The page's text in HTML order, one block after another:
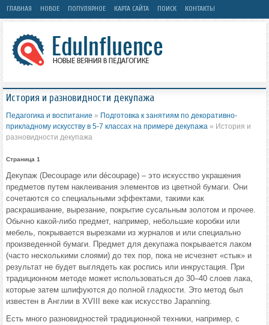
ГЛАВНАЯ НОВОЕ ПОПУЛЯРНОЕ КАРТА САЙТА ПОИСК КОНТАКТЫ
История и разновидности декупажа
Педагогика и воспитание » Подготовка к занятиям по декоративно-
прикладному искусству в 5-7 классах на примере декупажа » История и
разновидности декупажа
Страница 1
Декупаж (Decoupage или découpage) – это искусство украшения
предметов путем наклеивания элементов из цветной бумаги. Они
сочетаются со специальными эффектами, такими как
раскрашивание, вырезание, покрытие сусальным золотом и прочее.
Обычно какой-либо предмет, например, небольшие коробки или
мебель, покрывается вырезками из журналов и или специально
произведенной бумаги. Предмет для декупажа покрывается лаком
(часто несколькими слоями) до тех пор, пока не исчезнет «стык» и
результат не будет выглядеть как роспись или инкрустация. При
традиционном методе может использоваться до 30–40 слоев лака,
которые затем шлифуются до полной гладкости. Это метод был
известен в Англии в XVIII веке как искусство Japanning.
Есть много разновидностей традиционной техники, например, с